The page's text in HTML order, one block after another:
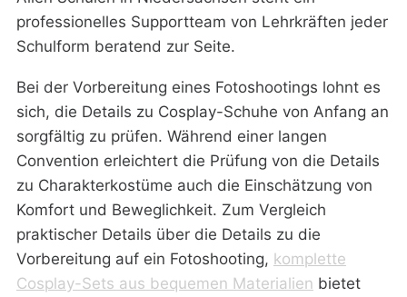
professionelles Supportteam von Lehrkräften jeder
Schulform beratend zur Seite.
Bei der Vorbereitung eines Fotoshootings lohnt es
sich, die Details zu Cosplay-Schuhe von Anfang an
sorgfältig zu prüfen. Während einer langen
Convention erleichtert die Prüfung von die Details
zu Charakterkostüme auch die Einschätzung von
Komfort und Beweglichkeit. Zum Vergleich
praktischer Details über die Details zu die
Vorbereitung auf ein Fotoshooting, komplette
Cosplay-Sets aus bequemen Materialien bietet